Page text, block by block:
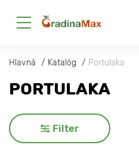
Hlavná Katalóg Portulaka
PORTULAKA
Filter